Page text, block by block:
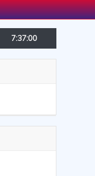
साहित्य भेट; समाजसेवक
7:37:01